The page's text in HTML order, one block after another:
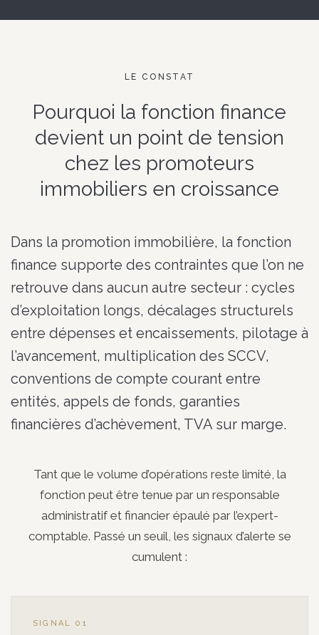
LE CONSTAT
Pourquoi la fonction finance
devient un point de tension
chez les promoteurs
immobiliers en croissance
Dans la promotion immobilière, la fonction
finance supporte des contraintes que l’on ne
retrouve dans aucun autre secteur : cycles
d’exploitation longs, décalages structurels
entre dépenses et encaissements, pilotage à
l’avancement, multiplication des SCCV,
conventions de compte courant entre
entités, appels de fonds, garanties
financières d’achèvement, TVA sur marge.
Tant que le volume d’opérations reste limité, la
fonction peut être tenue par un responsable
administratif et financier épaulé par l’expert-
comptable. Passé un seuil, les signaux d’alerte se
cumulent :
SIGNAL 01